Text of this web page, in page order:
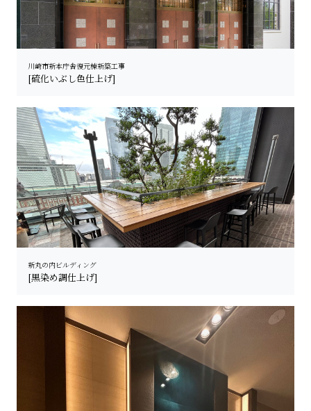
川崎市新本庁舎復元棟新築工事
[硫化いぶし色仕上げ]
新丸の内ビルディング
[黒染め調仕上げ]